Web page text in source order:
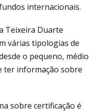
internacionais.
Teixeira Duarte
várias tipologias de
o pequeno, médio
ter informação sobre
sobre certificação é